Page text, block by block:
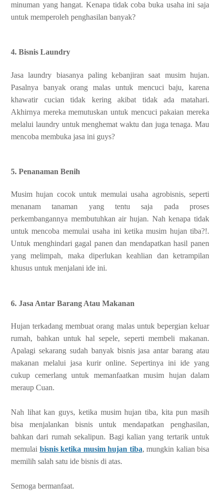
minuman yang hangat. Kenapa tidak coba buka usaha ini saja
untuk memperoleh penghasilan banyak?
4. Bisnis Laundry
Jasa laundry biasanya paling kebanjiran saat musim hujan.
Pasalnya banyak orang malas untuk mencuci baju, karena
khawatir cucian tidak kering akibat tidak ada matahari.
Akhirnya mereka memutuskan untuk mencuci pakaian mereka
melalui laundry untuk menghemat waktu dan juga tenaga. Mau
mencoba membuka jasa ini guys?
5. Penanaman Benih
Musim hujan cocok untuk memulai usaha agrobisnis, seperti
menanam tanaman yang tentu saja pada proses
perkembangannya membutuhkan air hujan. Nah kenapa tidak
untuk mencoba memulai usaha ini ketika musim hujan tiba?!.
Untuk menghindari gagal panen dan mendapatkan hasil panen
yang melimpah, maka diperlukan keahlian dan ketrampilan
khusus untuk menjalani ide ini.
6. Jasa Antar Barang Atau Makanan
Hujan terkadang membuat orang malas untuk bepergian keluar
rumah, bahkan untuk hal sepele, seperti membeli makanan.
Apalagi sekarang sudah banyak bisnis jasa antar barang atau
makanan melalui jasa kurir online. Sepertinya ini ide yang
cukup cemerlang untuk memanfaatkan musim hujan dalam
meraup Cuan.
Nah lihat kan guys, ketika musim hujan tiba, kita pun masih
bisa menjalankan bisnis untuk mendapatkan penghasilan,
bahkan dari rumah sekalipun. Bagi kalian yang tertarik untuk
memulai bisnis ketika musim hujan tiba, mungkin kalian bisa
memilih salah satu ide bisnis di atas.
Semoga bermanfaat.